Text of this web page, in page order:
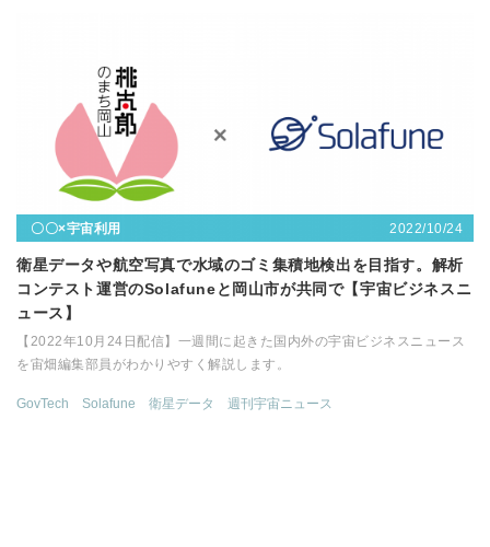
〇〇×宇宙利用 2022/10/24
衛星データや航空写真で水域のゴミ集積地検出を目指す。解析
コンテスト運営のSolafuneと岡山市が共同で【宇宙ビジネスニ
ュース】
【2022年10月24日配信】一週間に起きた国内外の宇宙ビジネスニュース
を宙畑編集部員がわかりやすく解説します。
GovTech Solafune 衛星データ 週刊宇宙ニュース